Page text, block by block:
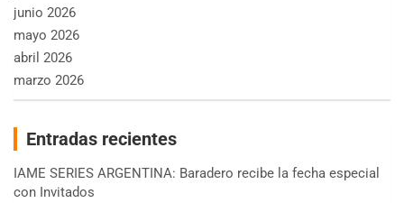
junio 2026
mayo 2026
abril 2026
marzo 2026
Entradas recientes
IAME SERIES ARGENTINA: Baradero recibe la fecha especial
con Invitados